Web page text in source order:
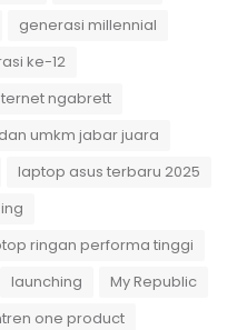
generasi millennial
ke-12
ngabrett
umkm jabar juara
laptop asus terbaru 2025
ringan performa tinggi
launching
My Republic
one product